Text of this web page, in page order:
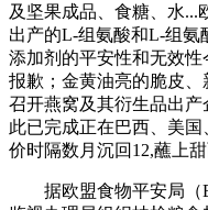
及坚果成品、食糖、水...
出产的L-组氨酸和L-组氨
添加剂的平安性和无效
报歉；金黄油亮的脆皮
召开燕窝及其衍生品出
此已完成正在巴西、美
价时隔数月沉回12,蘸上甜
据欧盟食物平安局（